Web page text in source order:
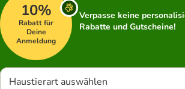
10%
Rabatt für
Deine
Anmeldung
Verpasse keine
Rabatte und Gutscheine!
Haustierart auswählen